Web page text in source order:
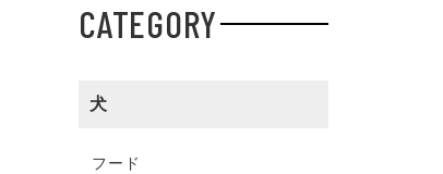
CATEGORY
犬
フード